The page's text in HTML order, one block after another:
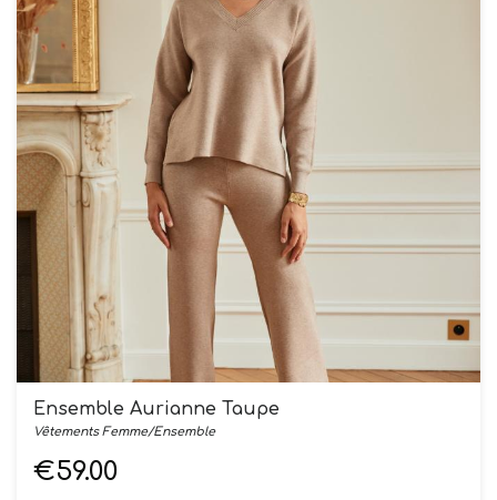
Ensemble Aurianne Taupe
Vêtements Femme/Ensemble
€59.00